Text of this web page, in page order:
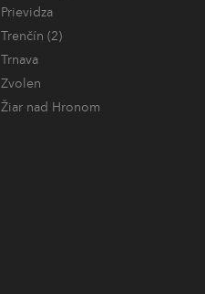
Prievidza
Trenčín (2)
Trnava
Zvolen
Žiar nad Hronom